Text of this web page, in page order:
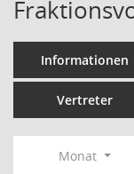
Informationen
Vertreter
Monat